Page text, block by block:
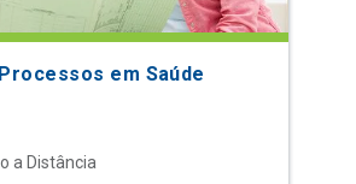
em Saúde
a Distância